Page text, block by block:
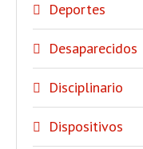
Deportes
Desaparecidos
Disciplinario
Dispositivos